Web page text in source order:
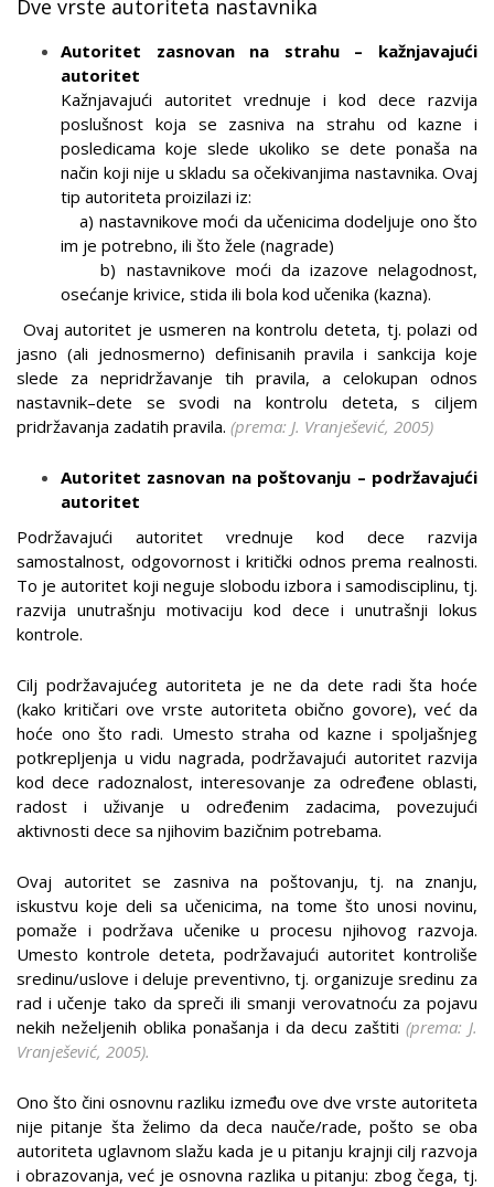
Dve vrste autoriteta nastavnika
Autoritet zasnovan na strahu – kažnjavajući
autoritet
Kažnjavajući autoritet vrednuje i kod dece razvija
poslušnost koja se zasniva na strahu od kazne i
posledicama koje slede ukoliko se dete ponaša na
način koji nije u skladu sa očekivanjima nastavnika. Ovaj
tip autoriteta proizilazi iz:
a) nastavnikove moći da učenicima dodeljuje ono što
im je potrebno, ili što žele (nagrade)
b) nastavnikove moći da izazove nelagodnost,
osećanje krivice, stida ili bola kod učenika (kazna).
Ovaj autoritet je usmeren na kontrolu deteta, tj. polazi od
jasno (ali jednosmerno) definisanih pravila i sankcija koje
slede za nepridržavanje tih pravila, a celokupan odnos
nastavnik–dete se svodi na kontrolu deteta, s ciljem
pridržavanja zadatih pravila. (prema: J. Vranješević, 2005)
Autoritet zasnovan na poštovanju – podržavajući
autoritet
Podržavajući autoritet vrednuje kod dece razvija
samostalnost, odgovornost i kritički odnos prema realnosti.
To je autoritet koji neguje slobodu izbora i samodisciplinu, tj.
razvija unutrašnju motivaciju kod dece i unutrašnji lokus
kontrole.
Cilj podržavajućeg autoriteta je ne da dete radi šta hoće
(kako kritičari ove vrste autoriteta obično govore), već da
hoće ono što radi. Umesto straha od kazne i spoljašnjeg
potkrepljenja u vidu nagrada, podržavajući autoritet razvija
kod dece radoznalost, interesovanje za određene oblasti,
radost i uživanje u određenim zadacima, povezujući
aktivnosti dece sa njihovim bazičnim potrebama.
Ovaj autoritet se zasniva na poštovanju, tj. na znanju,
iskustvu koje deli sa učenicima, na tome što unosi novinu,
pomaže i podržava učenike u procesu njihovog razvoja.
Umesto kontrole deteta, podržavajući autoritet kontroliše
sredinu/uslove i deluje preventivno, tj. organizuje sredinu za
rad i učenje tako da spreči ili smanji verovatnoću za pojavu
nekih neželjenih oblika ponašanja i da decu zaštiti (prema: J.
Vranješević, 2005).
Ono što čini osnovnu razliku između ove dve vrste autoriteta
nije pitanje šta želimo da deca nauče/rade, pošto se oba
autoriteta uglavnom slažu kada je u pitanju krajnji cilj razvoja
i obrazovanja, već je osnovna razlika u pitanju: zbog čega, tj.